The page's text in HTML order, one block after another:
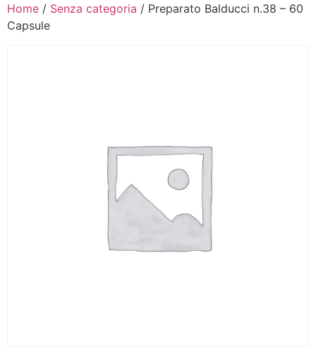
Home / Senza categoria / Preparato Balducci n.38 – 60
Capsule